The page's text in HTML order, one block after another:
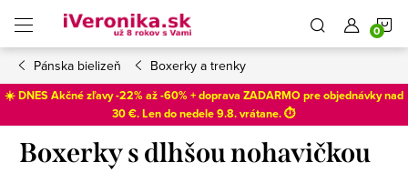
obsah
Pánska bielizeň Boxerky a trenky
☀️ DNES Akčné zľavy -22% až -60% + doprava ZADARMO pre objednávky nad
30 €. Len donedele 9.8. vrátane. ⏱️
Boxerky s dlhšou nohavičkou